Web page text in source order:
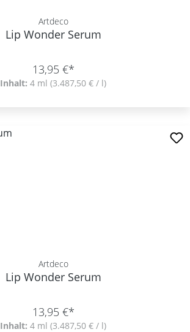
Artdeco
Lip Wonder Serum
13,95 €*
Inhalt: 4 ml (3.487,50 € / l)
Artdeco
Lip Wonder Serum
13,95 €*
Inhalt: 4 ml (3.487,50 € / l)